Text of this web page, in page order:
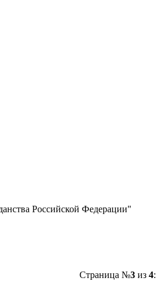
Российской Федерации"
Страница №3из 4: